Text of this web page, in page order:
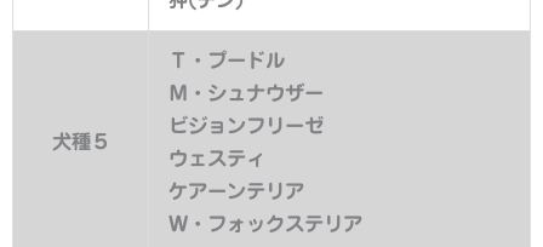
犬種５
Ｔ・プードル
Ｍ・シュナウザー
ビジョンフリーゼ
ウェスティ
ケアーンテリア
Ｗ・フォックステリア